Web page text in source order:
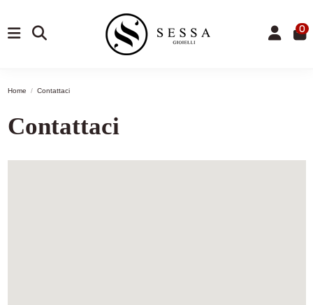
0
Home Contattaci
Contattaci